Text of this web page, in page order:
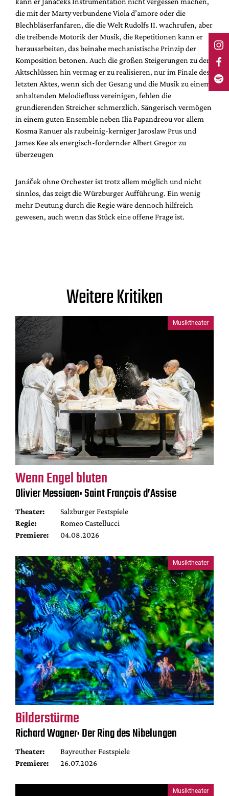
die mit der Marty verbundene Viola d’amore oder die
Blechbläserfanfaren, die die Welt Rudolfs II. wachrufen, aber
die treibende Motorik der Musik, die Repetitionen kann er
herausarbeiten, das beinahe mechanistische Prinzip der
Komposition betonen. Auch die großen Steigerungen zu den
Aktschlüssen hin vermag er zu realisieren, nur im Finale des
letzten Aktes, wenn sich der Gesang und die Musik zu einem
anhaltenden Melodiefluss vereinigen, fehlen die
grundierenden Streicher schmerzlich. Sängerisch vermögen
in einem guten Ensemble neben Ilia Papandreou vor allem
Kosma Ranuer als raubeinig-kerniger Jaroslaw Prus und
James Kee als energisch-fordernder Albert Gregor zu
überzeugen
Janáček ohne Orchester ist trotz allem möglich und nicht
sinnlos, das zeigt die Würzburger Aufführung. Ein wenig
mehr Deutung durch die Regie wäre dennoch hilfreich
gewesen, auch wenn das Stück eine offene Frage ist.
Weitere Kritiken
Musiktheater
Wenn Engel bluten
Olivier Messiaen: Saint François d’Assise
Theater:
Salzburger Festspiele
Regie:
Romeo Castellucci
Premiere:
04.08.2026
Musiktheater
Bilderstürme
Richard Wagner: Der Ring des Nibelungen
Theater:
Bayreuther Festspiele
Premiere:
26.07.2026
Musiktheater